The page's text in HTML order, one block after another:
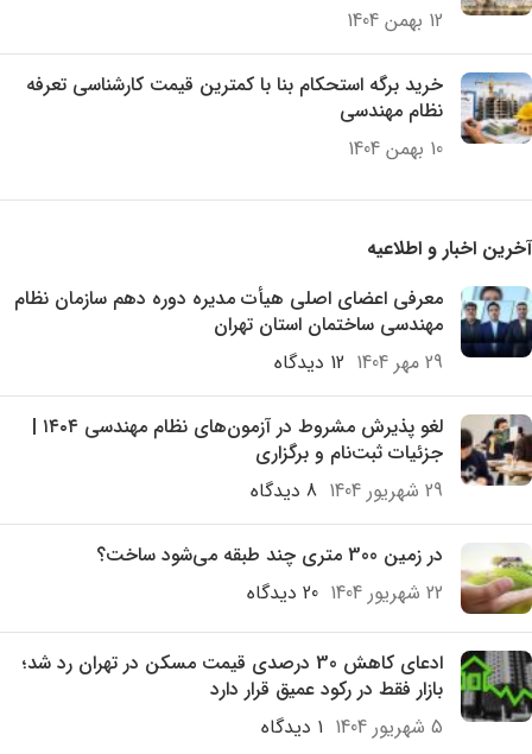
12 بهمن 1404
خرید برگه استحکام بنا با کمترین قیمت کارشناسی تعرفه
نظام مهندسی
10 بهمن 1404
آخرین اخبار و اطلاعیه
معرفی اعضای اصلی هیأت مدیره دوره دهم سازمان نظام
مهندسی ساختمان استان تهران
29 مهر 1404
12 دیدگاه
لغو پذیرش مشروط در آزمون‌های نظام مهندسی ۱۴۰۴ |
جزئیات ثبت‌نام و برگزاری
29 شهریور 1404
8 دیدگاه
در زمین 300 متری چند طبقه می‌شود ساخت؟
22 شهریور 1404
20 دیدگاه
ادعای کاهش 30 درصدی قیمت مسکن در تهران رد شد؛
بازار فقط در رکود عمیق قرار دارد
5 شهریور 1404
۱ دیدگاه